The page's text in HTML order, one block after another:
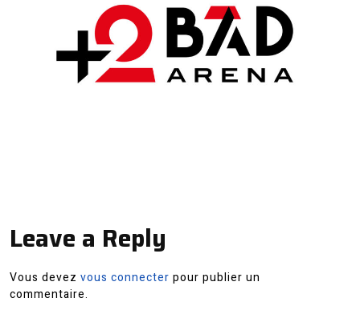
Leave a Reply
Vous devez vous connecter pour publier un
commentaire.